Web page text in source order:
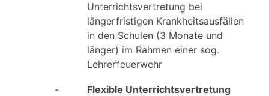
Unterrichtsvertretung bei
längerfristigen Krankheitsausfällen
in den Schulen (3 Monate und
länger) im Rahmen einer sog.
Lehrerfeuerwehr
-
Flexible Unterrichtsvertretung